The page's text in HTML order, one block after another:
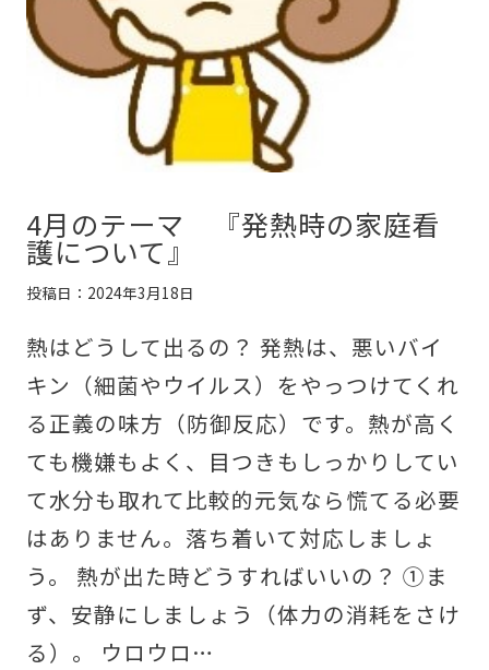
4月のテーマ 『発熱時の家庭看
護について』
投稿日：2024年3月18日
熱はどうして出るの？ 発熱は、悪いバイ
キン（細菌やウイルス）をやっつけてくれ
る正義の味方（防御反応）です。熱が高く
ても機嫌もよく、目つきもしっかりしてい
て水分も取れて比較的元気なら慌てる必要
はありません。落ち着いて対応しましょ
う。 熱が出た時どうすればいいの？ ①ま
ず、安静にしましょう（体力の消耗をさけ
る）。 ウロウロ…